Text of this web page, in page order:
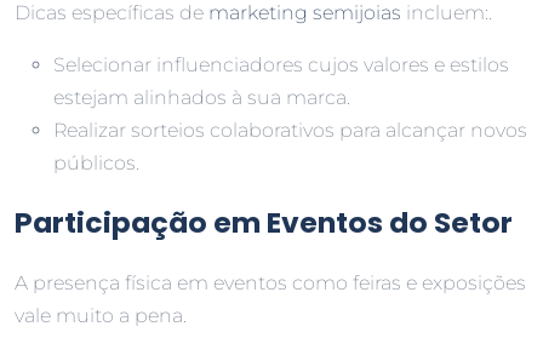
Dicas específicas de marketing semijoias incluem:.
Selecionar influenciadores cujos valores e estilos
estejam alinhados à sua marca.
Realizar sorteios colaborativos para alcançar novos
públicos.
Participação em Eventos do Setor
A presença física em eventos como feiras e exposições
vale muito a pena.